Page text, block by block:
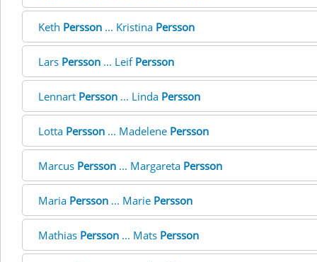
Keth Persson ... Kristina Persson
Lars Persson ... Leif Persson
Lennart Persson ... Linda Persson
Lotta Persson ... Madelene Persson
Marcus Persson ... Margareta Persson
Maria Persson ... Marie Persson
Mathias Persson ... Mats Persson